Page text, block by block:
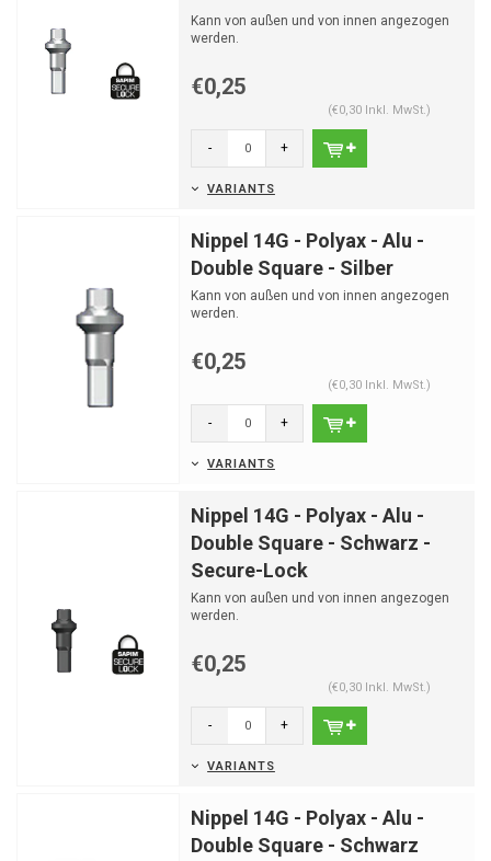
Kann von außen und von innen angezogen
werden.
€0,25
(€0,30 Inkl. MwSt.)
- +
VARIANTS
Nippel 14G - Polyax - Alu -
Double Square - Silber
Kann von außen und von innen angezogen
werden.
€0,25
(€0,30 Inkl. MwSt.)
- +
VARIANTS
Nippel 14G - Polyax - Alu -
Double Square - Schwarz -
Secure-Lock
Kann von außen und von innen angezogen
werden.
€0,25
(€0,30 Inkl. MwSt.)
- +
VARIANTS
Nippel 14G - Polyax - Alu -
Double Square - Schwarz